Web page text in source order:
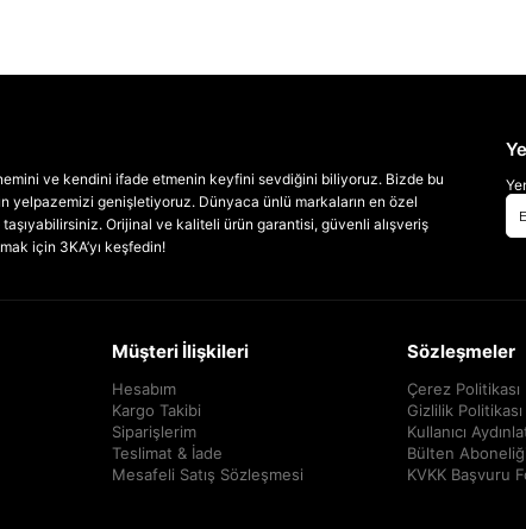
ve kendini ifade etmenin keyfini sevdiğini biliyoruz. Bizde bu
yelpazemizi genişletiyoruz. Dünyaca ünlü markaların en özel
Orijinal ve kaliteli ürün garantisi, güvenli alışveriş
için 3KA’yı keşfedin!
Müşteri İlişkileri
Hesabım
Kargo Takibi
Siparişlerim
Teslimat & İade
Mesafeli Satış Sözleşmesi
Sözleşmeler
Çerez Politikası
Gizlilik Politikası
Kullanıcı
Bülten
KVKK Başvuru